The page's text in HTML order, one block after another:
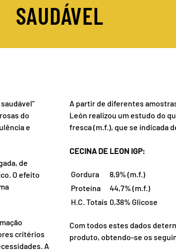
SAUDÁVEL
do
e
de
O efeito
critérios
A
A partir de diferentes
León realizou um estudo do
fresca (m.f.), que se indicada
CECINA DE LEON IGP:
Gordura
8,9% (m.f.)
Proteína
44,7% (m.f.)
H.C. Totais 0,38% Glicose
Com todos estes dados
produto, obtendo-se os